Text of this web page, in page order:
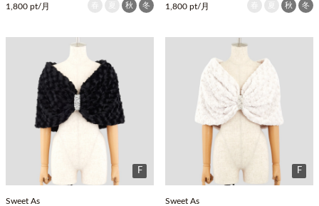
1,800 pt/月 秋 冬 1,800 pt/月 秋 冬
F
Sweet As
F
Sweet As